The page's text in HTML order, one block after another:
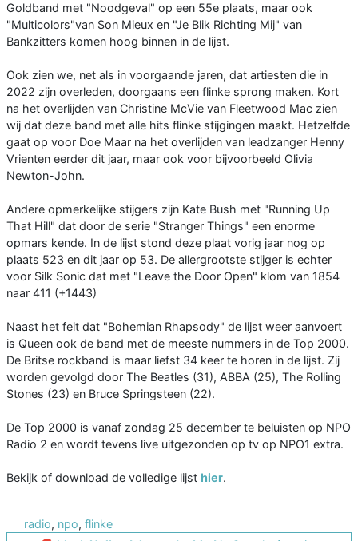
Goldband met "Noodgeval" op een 55e plaats, maar ook
"Multicolors"van Son Mieux en "Je Blik Richting Mij" van
Bankzitters komen hoog binnen in de lijst.
Ook zien we, net als in voorgaande jaren, dat artiesten die in
2022 zijn overleden, doorgaans een flinke sprong maken. Kort
na het overlijden van Christine McVie van Fleetwood Mac zien
wij dat deze band met alle hits flinke stijgingen maakt. Hetzelfde
gaat op voor Doe Maar na het overlijden van leadzanger Henny
Vrienten eerder dit jaar, maar ook voor bijvoorbeeld Olivia
Newton-John.
Andere opmerkelijke stijgers zijn Kate Bush met "Running Up
That Hill" dat door de serie "Stranger Things" een enorme
opmars kende. In de lijst stond deze plaat vorig jaar nog op
plaats 523 en dit jaar op 53. De allergrootste stijger is echter
voor Silk Sonic dat met "Leave the Door Open" klom van 1854
naar 411 (+1443)
Naast het feit dat "Bohemian Rhapsody" de lijst weer aanvoert
is Queen ook de band met de meeste nummers in de Top 2000.
De Britse rockband is maar liefst 34 keer te horen in de lijst. Zij
worden gevolgd door The Beatles (31), ABBA (25), The Rolling
Stones (23) en Bruce Springsteen (22).
De Top 2000 is vanaf zondag 25 december te beluisten op NPO
Radio 2 en wordt tevens live uitgezonden op tv op NPO1 extra.
Bekijk of download de volledige lijst hier.
radio, npo, flinke